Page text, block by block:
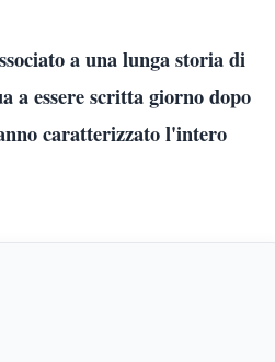
a una lunga storia di
a essere scritta giorno dopo
caratterizzato l'intero